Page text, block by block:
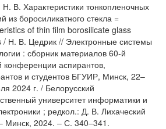
В. Характеристики тонкопленочных
из боросиликатного стекла =
of thin film borosilicate glass
/ Н. В. Цедрик // Электронные системы
: сборник материалов 60-й
конференции аспирантов,
и студентов БГУИР, Минск, 22–
2024 г. / Белорусский
университет информатики и
; редкол.: Д. В. Лихаческий
Минск, 2024. – С. 340–341.